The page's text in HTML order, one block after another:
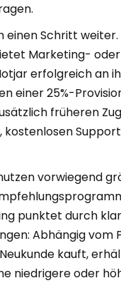
einen Schritt weiter.
Marketing- oder
erfolgreich an
einer 25%-
früheren
kostenlosen
vorwiegend
punktet durch
Abhängig vom
kauft,
niedrigere oder